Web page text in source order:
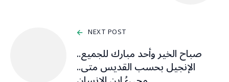
NEXT POST
صباح الخير وأحد مبارك للجميع..
الإنجيل بحسب القديس متى..